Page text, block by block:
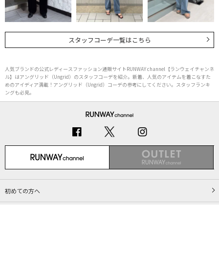
スタッフコーデ一覧はこちら
人気ブランドの公式レディースファッション通販サイトRUNWAY channel【ランウェイチャンネ
ル】はアングリッド（Ungrid）のスタッフコーデを紹介。新着、人気のアイテムを着こなすた
めのアイディア満載！アングリッド（Ungrid）コーデの参考にしてください。スタッフランキ
ングも必見。
初めての方へ